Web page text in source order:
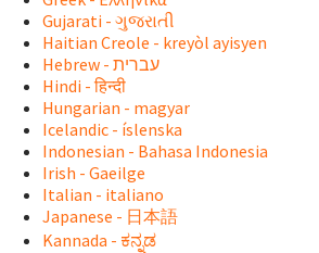
Gujarati - ગુજરાતી
Haitian Creole - kreyòl ayisyen
Hebrew - ‎‫עברית‬‎
Hindi - हिन्दी
Hungarian - magyar
Icelandic - íslenska
Indonesian - Bahasa Indonesia
Irish - Gaeilge
Italian - italiano
Japanese - 日本語
Kannada - ಕನ್ನಡ